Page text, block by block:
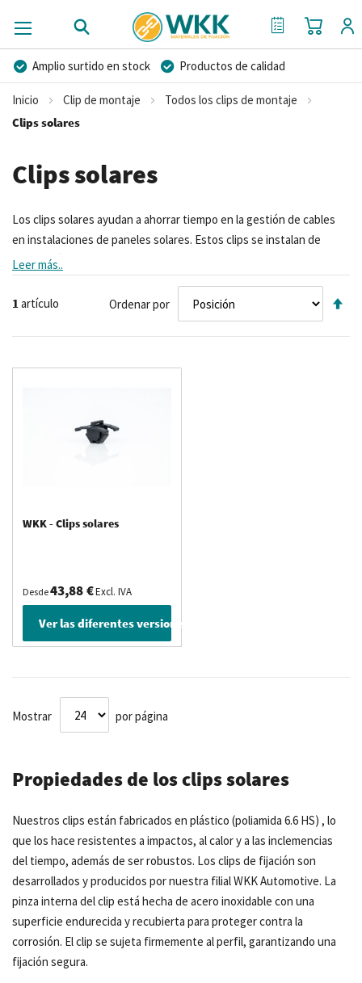
Mi
Mi Cotización
Amplio surtido en stock
Productos de calidad
Precios competitivos
Entrega rápida
Asesoramiento personal
Inicio Clip de montaje
Todos los clips de montaje
Clips solares
Clips solares
Los clips solares ayudan a ahorrar tiempo en la gestión de cables
en instalaciones de paneles solares. Estos clips se instalan de
manera rápida y sencilla sin necesidad de herramientas. WKK
ofrece tres tipos de clips adecuados para diversas aplicaciones
solares.
solares al perfil sobre el cual están montados los paneles solares,
Leer más..
1artículo Ordenar por
WKK - Clips solares
Desde43,88 €Excl. IVA
Ver las diferentes versiones
Mostrar por página
Propiedades de los clips solares
Nuestros clips están fabricados en plástico (poliamida 6.6 HS) , lo
que los hace resistentes a impactos, al calor y a las inclemencias
del tiempo, además de ser robustos. Los clips de fijación son
desarrollados y producidos por nuestra filial WKK Automotive. La
pinza interna del clip está hecha de acero inoxidable con una
superficie endurecida y recubierta para proteger contra la
corrosión. El clip se sujeta firmemente al perfil, garantizando una
fijación segura.